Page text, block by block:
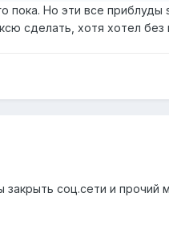
пока. Но эти все
сделать, хотя хотел без
закрыть соц.сети и прочий